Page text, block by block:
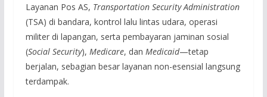
Layanan Pos AS, Transportation Security Administration
(TSA) di bandara, kontrol lalu lintas udara, operasi
militer di lapangan, serta pembayaran jaminan sosial
(Social Security), Medicare, dan Medicaid—tetap
berjalan, sebagian besar layanan non-esensial langsung
terdampak.